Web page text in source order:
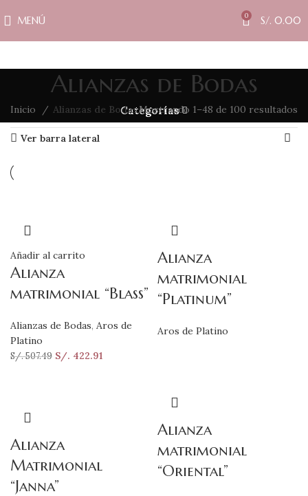
MENÚ 0 S/. 0.00
Alianzas de Bodas
Categorías
Inicio Alianzas de BodasMostrando 1–48 de 100 resultados
Ver barra lateral
Añadir al carrito
Alianza
matrimonial “Blass”
Alianzas de Bodas, Aros de
Platino
S/.507.49 S/. 422.91
Alianza
matrimonial
“Platinum”
Aros de Platino
Alianza
Matrimonial
“Janna”
Alianza
matrimonial
“Oriental”